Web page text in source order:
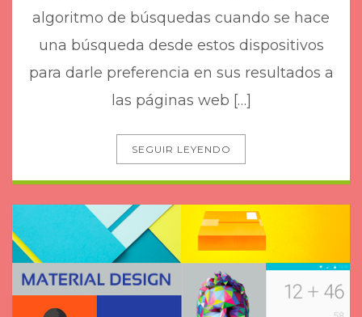
algoritmo de búsquedas cuando se hace
una búsqueda desde estos dispositivos
para darle preferencia en sus resultados a
las páginas web […]
SEGUIR LEYENDO